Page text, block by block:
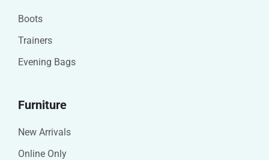
Boots
Trainers
Evening Bags
Furniture
New Arrivals
Online Only